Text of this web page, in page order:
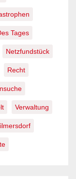
Tages
Netzfundstück
Recht
Verwaltung